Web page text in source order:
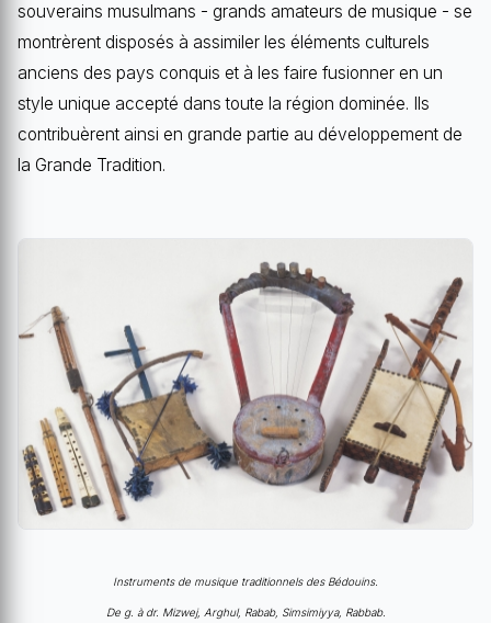
souverains musulmans - grands amateurs de musique - se
montrèrent disposés à assimiler les éléments culturels
anciens des pays conquis et à les faire fusionner en un
style unique accepté dans toute la région dominée. Ils
contribuèrent ainsi en grande partie au développement de
la Grande Tradition.
Instruments de musique traditionnels des Bédouins.
De g. à dr. Mizwej, Arghul, Rabab, Simsimiyya, Rabbab.